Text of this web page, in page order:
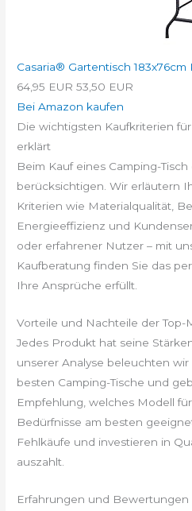
Casaria® Gartentisch 183x76cm
64,95 EUR 53,50 EUR
Bei Amazon kaufen
Die wichtigsten Kaufkriterien
erklärt
Beim Kauf eines Camping-
berücksichtigen. Wir erläutern
Kriterien wie Materialqualität,
Energieeffizienz und
oder erfahrener Nutzer – mit
Kaufberatung finden Sie das
Ihre Ansprüche erfüllt.
Vorteile und Nachteile der Top-
Jedes Produkt hat seine
unserer Analyse beleuchten
besten Camping-Tische und
Empfehlung, welches Modell
Bedürfnisse am besten
Fehlkäufe und investieren in
auszahlt.
Erfahrungen und